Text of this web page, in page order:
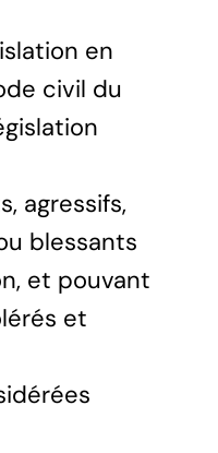
en
civil du
agressifs,
blessants
et pouvant
et